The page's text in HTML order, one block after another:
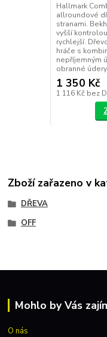
Hallmark
allroundové
stranami.
vyšší
rychlejší.
hráče s
nepříjemným
obranné
1 350 Kč
1 116 Kč bez
Zboží zařazeno v
DŘEVA
OFF
Mohlo by Vás
O nás